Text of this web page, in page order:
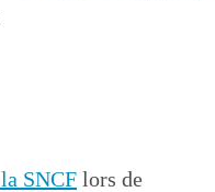
SNCF lors de